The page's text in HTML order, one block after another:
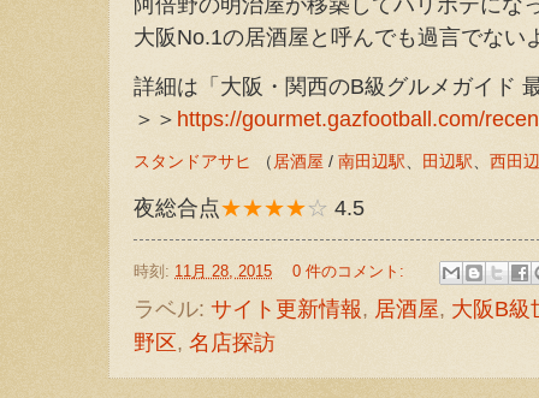
大阪No.1の居酒屋と呼んでも過言でない
詳細は「大阪・関西のB級グルメガイド
＞＞ https://gourmet.gazfootball.com/
スタンドアサヒ （ 居酒屋 / 南田辺駅、 田辺駅、 西田
夜総合点★★★★☆ 4.5
時刻: 11月 28, 2015 0 件のコメント:
ラベル: サイト更新情報, 居酒屋, 大阪B級
野区, 名店探訪